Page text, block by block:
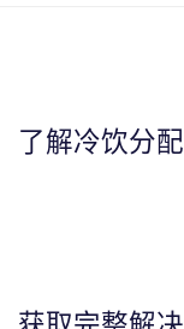
了解冷饮分